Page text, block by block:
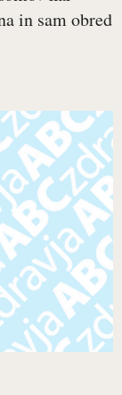
in sam obred